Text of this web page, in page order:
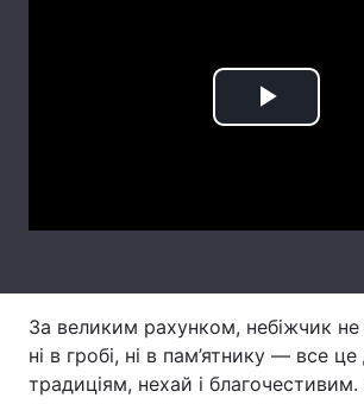
Відео з Youtube Статті
Архів Вакансії
Контакти
Play
За великим рахунком, небіжчик
ні в гробі, ні в пам’ятнику — все
традиціям, нехай і благочестивим.